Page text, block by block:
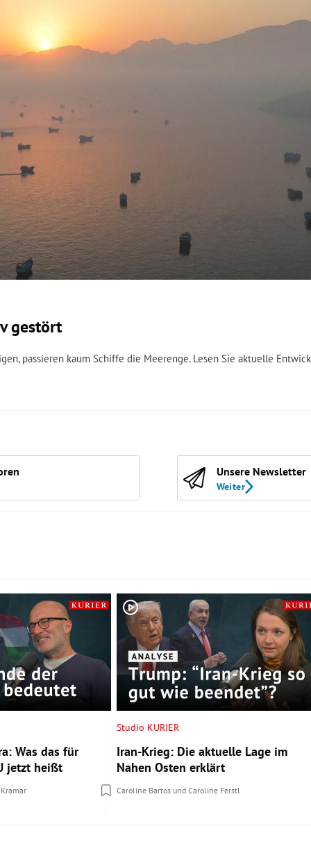
gestört
passieren kaum Schiffe die Meerenge. Lesen Sie aktuelle
Unsere Newsletter
Weiter
Was das für
jetzt heißt
Studio KURIER
Iran-Krieg: Die aktuelle Lage im
Nahen Osten erklärt
Caroline Bartos und Caroline Ferstl